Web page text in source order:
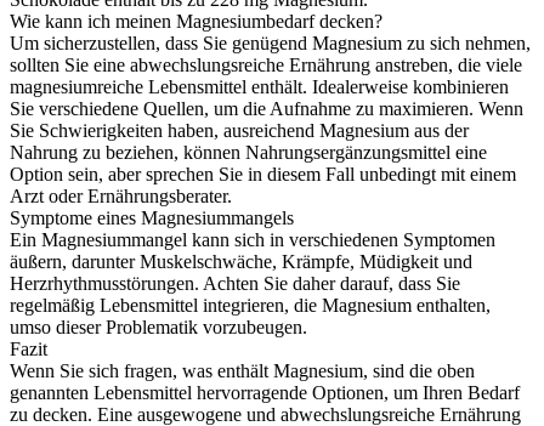
Wie kann ich meinen Magnesiumbedarf decken?
Um sicherzustellen, dass Sie genügend Magnesium zu sich nehmen,
sollten Sie eine abwechslungsreiche Ernährung anstreben, die viele
magnesiumreiche Lebensmittel enthält. Idealerweise kombinieren
Sie verschiedene Quellen, um die Aufnahme zu maximieren. Wenn
Sie Schwierigkeiten haben, ausreichend Magnesium aus der
Nahrung zu beziehen, können Nahrungsergänzungsmittel eine
Option sein, aber sprechen Sie in diesem Fall unbedingt mit einem
Arzt oder Ernährungsberater.
Symptome eines Magnesiummangels
Ein Magnesiummangel kann sich in verschiedenen Symptomen
äußern, darunter Muskelschwäche, Krämpfe, Müdigkeit und
Herzrhythmusstörungen. Achten Sie daher darauf, dass Sie
regelmäßig Lebensmittel integrieren, die Magnesium enthalten,
umso dieser Problematik vorzubeugen.
Fazit
Wenn Sie sich fragen, was enthält Magnesium, sind die oben
genannten Lebensmittel hervorragende Optionen, um Ihren Bedarf
zu decken. Eine ausgewogene und abwechslungsreiche Ernährung